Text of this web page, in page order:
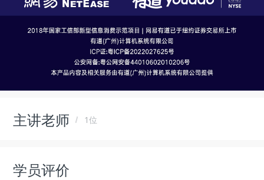
主讲老师 1位
学员评价